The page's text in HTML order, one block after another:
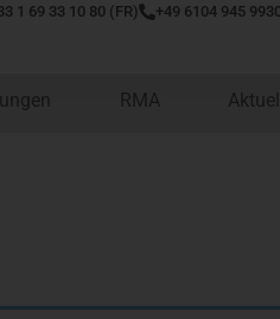
1 69 33 10 80 (FR) +49 6104 945
RMA